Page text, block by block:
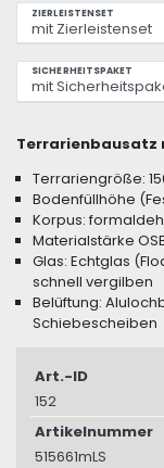
ZIERLEISTENSET
SICHERHEITSPAKET
Terrarienbausatz
Terrariengröße:
Bodenfüllhöhe
Korpus:
Materialstärke
Glas: Echtglas
schnell vergilben
Belüftung:
Schiebescheiben
Art.-ID
152
Artikelnummer
515661mLS